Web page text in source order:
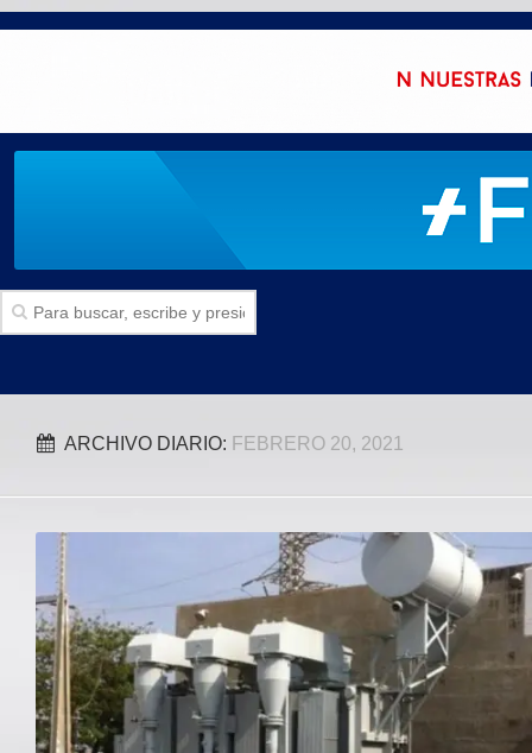
SECCIONES
Politica
Local
JUDICIAL
ÁREA METROPOLITANA
REGIONAL
DEPARTAMENTAL
ARCHIVO DIARIO: FEBRERO 20, 2021